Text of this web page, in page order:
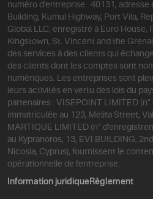
numéro d'entreprise : 40131, adresse
Building, Kumul Highway, Port Vila,
Global LLC, enregistré à Euro House,
Kingstown, St. Vincent and the
des services à des clients qui
des clients dont les comptes sont
numériques. Les entreprises sont
leurs activités en vertu des lois du
partenaires : VISEPOINT LIMITED
immatriculée au 123, Melita Street,
MARTIQUE LIMITED (n°
au Kypranoros, 13, EVI BUILDING,
Nicosia, Cyprus), fournissent le
opérationnelle de l'entreprise.
Information juridiqueRèglement